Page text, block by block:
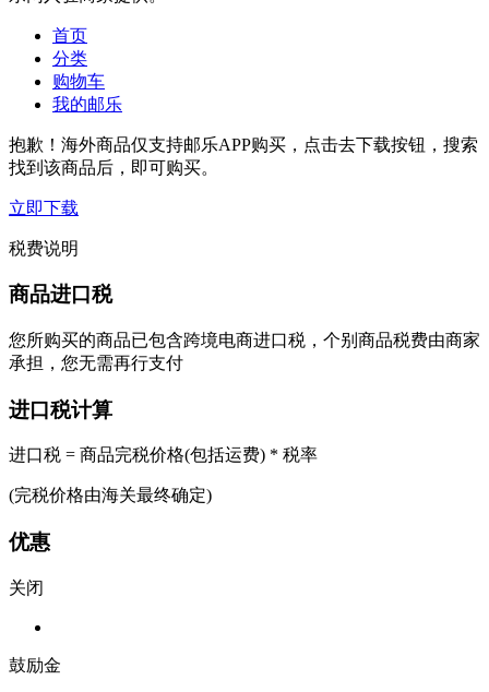
首页
分类
购物车
我的邮乐
抱歉！海外商品仅支持邮乐APP购买，点击去下载按钮，搜索
找到该商品后，即可购买。
立即下载
税费说明
商品进口税
您所购买的商品已包含跨境电商进口税，个别商品税费由商家
承担，您无需再行支付
进口税计算
进口税 = 商品完税价格(包括运费) * 税率
(完税价格由海关最终确定)
优惠
关闭
鼓励金